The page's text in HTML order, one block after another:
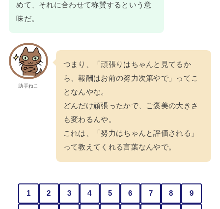
めて、それに合わせて称賛するという意
味だ。
助手ねこ
つまり、「頑張りはちゃんと見てるか
ら、報酬はお前の努力次第やで」ってこ
となんやな。
どんだけ頑張ったかで、ご褒美の大きさ
も変わるんや。
これは、「努力はちゃんと評価される」
って教えてくれる言葉なんやで。
1 2 3 4 5 6 7 8 9